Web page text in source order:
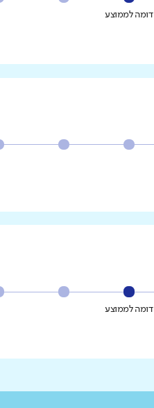
דומה לממוצע
דומה לממוצע